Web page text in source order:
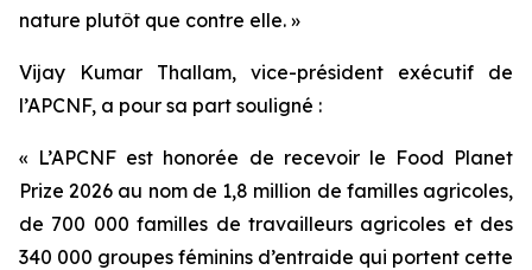
nature plutôt que contre elle. »
Vijay Kumar Thallam, vice-président exécutif de
l’APCNF, a pour sa part souligné :
« L’APCNF est honorée de recevoir le Food Planet
Prize 2026 au nom de 1,8 million de familles agricoles,
de 700 000 familles de travailleurs agricoles et des
340 000 groupes féminins d’entraide qui portent cette